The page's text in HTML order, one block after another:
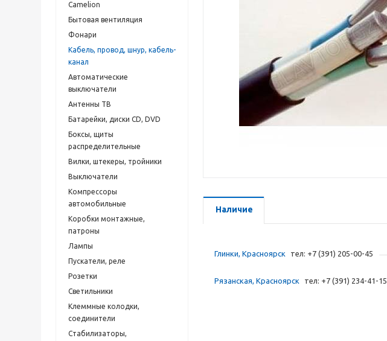
Camelion
Бытовая вентиляция
Фонари
Кабель, провод, шнур, кабель-
канал
Автоматические
выключатели
Антенны ТВ
Батарейки, диски CD, DVD
Боксы, щиты
распределительные
Вилки, штекеры, тройники
Выключатели
Компрессоры
автомобильные
Коробки монтажные,
патроны
Лампы
Пускатели, реле
Розетки
Светильники
Клеммные колодки,
cоединители
Стабилизаторы,
Наличие
Глинки, Красноярск тел: +7 (391) 205-00-45
Рязанская, Красноярск тел: +7 (391) 234-41-15